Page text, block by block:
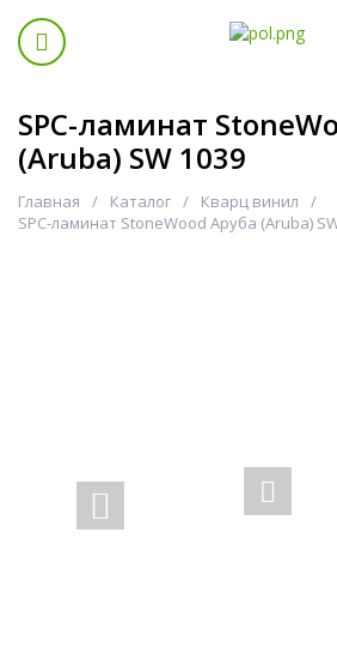
SPC-ламинат
(Aruba) SW 1039
Главная Каталог
Кварц винил
SPC-ламинат StoneWood Аруба (Aruba)